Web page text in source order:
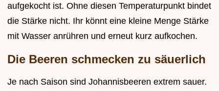
aufgekocht ist. Ohne diesen Temperaturpunkt bindet
die Stärke nicht. Ihr könnt eine kleine Menge Stärke
mit Wasser anrühren und erneut kurz aufkochen.
Die Beeren schmecken zu säuerlich
Je nach Saison sind Johannisbeeren extrem sauer.